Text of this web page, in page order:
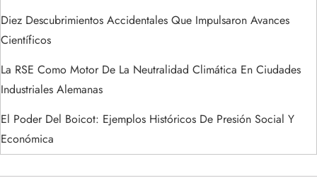
Diez Descubrimientos Accidentales Que Impulsaron Avances
Científicos
La RSE Como Motor De La Neutralidad Climática En Ciudades
Industriales Alemanas
El Poder Del Boicot: Ejemplos Históricos De Presión Social Y
Económica